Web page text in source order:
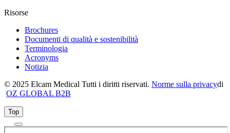
Risorse
Brochures
Documenti di qualità e sostenibilità
Terminologia
Acronyms
Notizia
© 2025 Elcam Medical Tutti i diritti riservati. Norme sulla privacydi
OZ GLOBAL B2B
Top